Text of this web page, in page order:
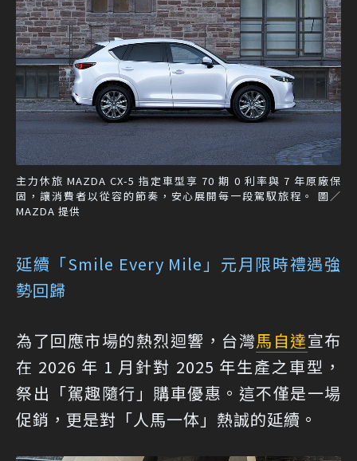
主力休旅 MAZDA CX-5 指定車型享 70 期 0 利率與 7 年原廠保
固，讓消費者以從容的節奏，安心展開每一段駕馭旅程。 圖／
MAZDA 提供
延續「Smile Every Mile」元月限時禮遇強
勢回歸
為了回應市場的熱烈迴響，台灣馬自達宣布
在 2026 年 1 月針對 2025 年生產之車型，
祭出「駕趣隨行」購車優惠。這不僅是一場
促銷，更是對「人馬一体」熱誠的延續。